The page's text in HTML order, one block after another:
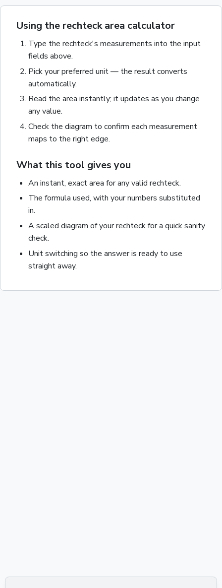
Using the rechteck area calculator
Type the rechteck's measurements into the input
fields above.
Pick your preferred unit — the result converts
automatically.
Read the area instantly; it updates as you change
any value.
Check the diagram to confirm each measurement
maps to the right edge.
What this tool gives you
An instant, exactarea for any valid rechteck.
The formula used, with your numbers substituted
in.
A scaled diagram of yourrechteckfor a quick sanity
check.
Unit switching so the answer is ready to use
straight away.